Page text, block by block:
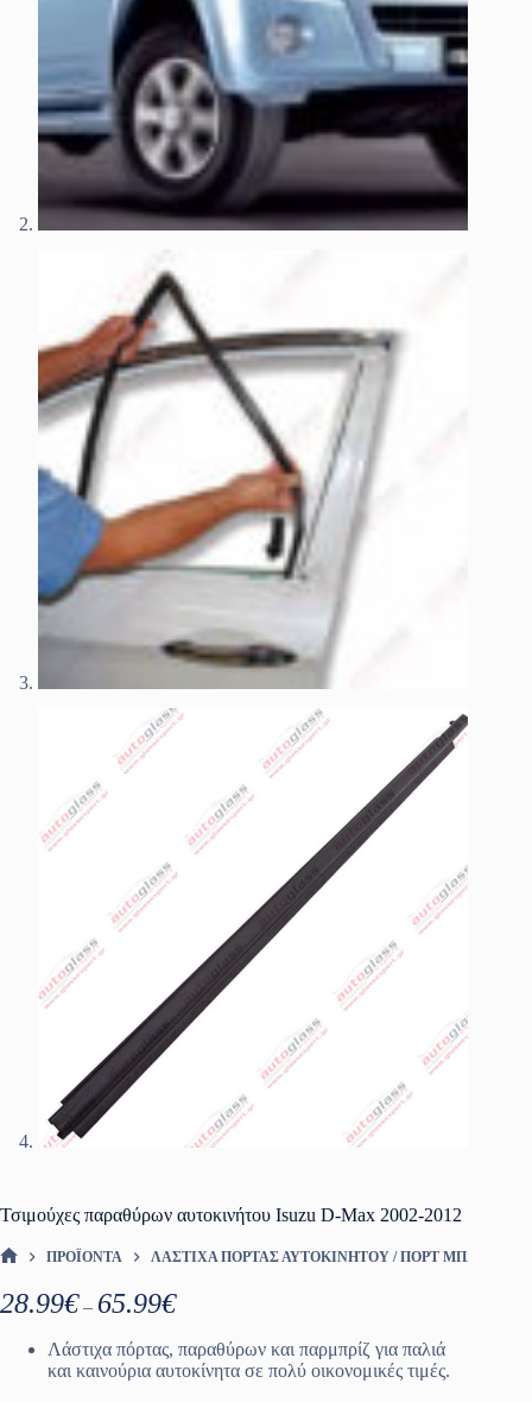
Τσιμούχες παραθύρων αυτοκινήτου Isuzu D-Max 2002-2012
ΠΡΟΪΌΝΤΑ ΛΆΣΤΙΧΑ ΠΌΡΤΑΣ ΑΥΤΟΚΙΝΉΤΟΥ / ΠΟΡΤ ΜΠΑΓΚΑΖ
28.99€ – 65.99€Price
28.99€
through
65.99€
Λάστιχα πόρτας, παραθύρων και παρμπρίζ για παλιά
και καινούρια αυτοκίνητα σε πολύ οικονομικές τιμές.